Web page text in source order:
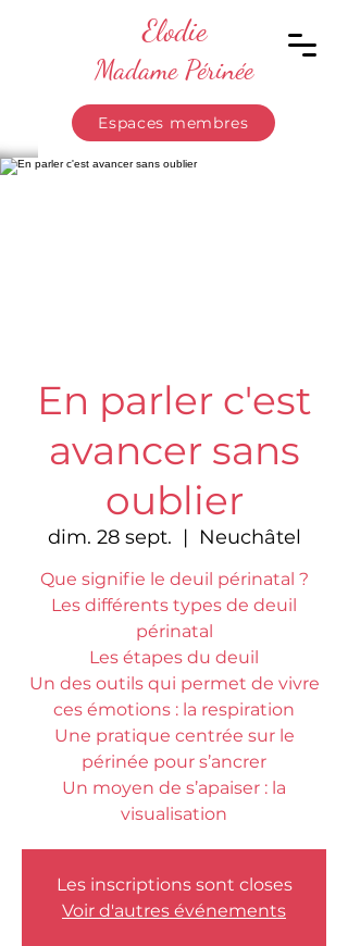
Elodie
Madame Périnée
Espaces membres
En parler c'est
avancer sans
oublier
dim. 28 sept.
  |
Neuchâtel
Que signifie le deuil périnatal ?
Les différents types de deuil
périnatal
Les étapes du deuil
Un des outils qui permet de vivre
ces émotions : la respiration
Une pratique centrée sur le
périnée pour s’ancrer
Un moyen de s’apaiser : la
visualisation
Les inscriptions sont closes
Voir d'autres événements